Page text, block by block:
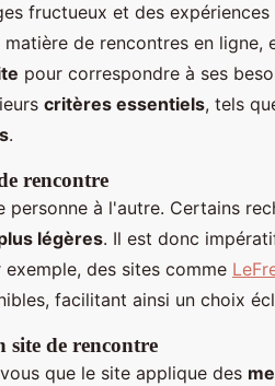
fructueux et des expériences
de rencontres en ligne,
pour correspondre à ses
critères essentiels, tels
.
rencontre
à l'autre. Certains
légères. Il est donc
des sites comme
facilitant ainsi un choix
site de rencontre
que le site applique des